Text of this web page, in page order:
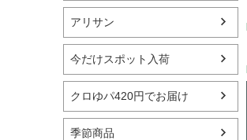
アリサン
今だけスポット入荷
クロゆパ420円でお届け
季節商品